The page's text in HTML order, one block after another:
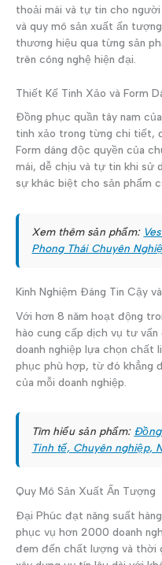
thoải mái và tự tin cho
và quy mô sản xuất ấn
thương hiệu qua từng sản
trên công nghệ hiện đại.
Thiết Kế Tinh Xảo và Form
Đồng phục quần tây nam
tinh xảo trong từng chi tiết,
Form dáng độc quyền của
mái, dễ chịu và tự tin khi sử
sự khác biệt cho sản phẩm
Xem thêm sản phẩm:
Phong Thái Chuyên
Kinh Nghiệm Đáng Tin Cậy
Với hơn 8 năm hoạt động
hào cung cấp dịch vụ tư vấn
doanh nghiệp lựa chọn chất
phục phù hợp, từ đó khẳng
của mỗi doanh nghiệp.
Tìm hiểu sản phẩm:
Tinh tế, Chuyên nghiệp,
Quy Mô Sản Xuất Ấn Tượng
Đại Phúc đạt năng suất
phục vụ hơn 2000 doanh
đem đến chất lượng và thời